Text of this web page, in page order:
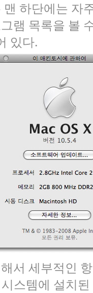
맨 하단에는 자
램 목록을 볼
있다.
서 세부적인
시스템에 설치된